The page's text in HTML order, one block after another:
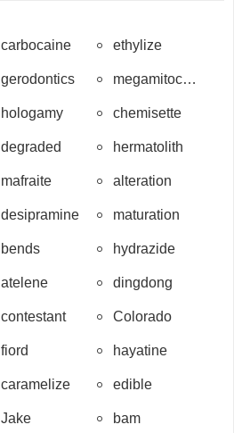
carbocaine ethylize
gerodontics megamitochondrion
hologamy chemisette
degraded hermatolith
mafraite alteration
desipramine maturation
bends hydrazide
atelene dingdong
contestant Colorado
fiord hayatine
caramelize edible
Jake bam